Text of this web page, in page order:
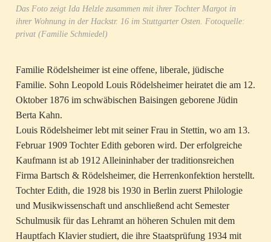
Das Foto zeigt Ida Helzle zusammen mit ihrer Tochter Margot in
ihrer Wohnung in der Hackstr. 16 im Stuttgarter Osten. Fotoquelle:
privat (Familie Schmiedel)
Familie Rödelsheimer ist eine offene, liberale, jüdische
Familie. Sohn Leopold Louis Rödelsheimer heiratet die am 12.
Oktober 1876 im schwäbischen Baisingen geborene Jüdin
Berta Kahn.
Louis Rödelsheimer lebt mit seiner Frau in Stettin, wo am 13.
Februar 1909 Tochter Edith geboren wird. Der erfolgreiche
Kaufmann ist ab 1912 Alleininhaber der traditionsreichen
Firma Bartsch & Rödelsheimer, die Herrenkonfektion herstellt.
Tochter Edith, die 1928 bis 1930 in Berlin zuerst Philologie
und Musikwissenschaft und anschließend acht Semester
Schulmusik für das Lehramt an höheren Schulen mit dem
Hauptfach Klavier studiert, die ihre Staatsprüfung 1934 mit